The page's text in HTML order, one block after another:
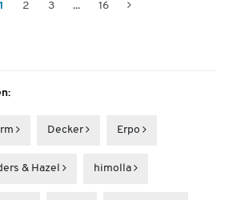
1 2 3 ... 16
Decker Erpo
& Hazel himolla